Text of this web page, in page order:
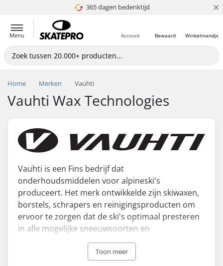
365 dagen bedenktijd
4.8 van 5 ×
Menu Winkelmandje
Bewaard
Account
Home Merken Vauhti
Vauhti Wax Technologies
Vauhti is een Fins bedrijf dat
onderhoudsmiddelen voor alpineski's
produceert. Het merk ontwikkelde zijn skiwaxen,
borstels, schrapers en reinigingsproducten om
ervoor te zorgen dat de ski's optimaal presteren
in alle mogelijke sneeuwsoorten en
weersomstandigheden.
Toon meer